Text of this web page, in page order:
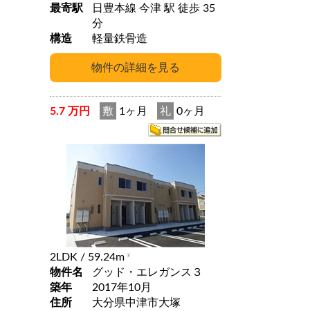
最寄駅
日豊本線 今津 駅 徒歩 35
分
構造
軽量鉄骨造
5.7 万円 敷 1ヶ月 礼 0ヶ月
2LDK / 59.24m 2
物件名
グッド・エレガンス３
築年
2017年10月
住所
大分県中津市大塚